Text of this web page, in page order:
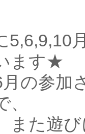
5,6,9,10
ます★
の参加
また遊